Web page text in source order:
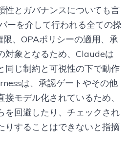
性とガバナンスについても言
ーを介して行われる全ての操
、OPAポリシーの適用、承
対象となるため、Claudeは
同じ制約と可視性の下で動作
は、承認ゲートやその他
モデル化されているため、
を回避したり、チェックされ
りすることはできないと指摘